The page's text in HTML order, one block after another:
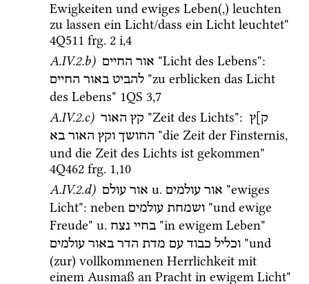
Ewigkeiten und ewiges Leben(,) leuchten
4Q511 frg. 2 i,4
A.IV.2.b) אור החיים "Licht des Lebens"
להביט באור החיים
"zu erblicken das Licht
des Lebens" 1QS 3,7
A.IV.2.c) קץ האור "Zeit des Lichts": ק]ץ
החושך וקץ האור בא
"die Zeit der Finsternis,
4Q462 frg. 1,10
A.IV.2.d) אור עולם u. אור עולמים "ewiges
Licht": neben ושמחת עולמים
"und ewige
Freude" u. בחיי נצח
וכליל כבוד עם מדת הדר באור עולמים
"und
(zur) vollkommenen Herrlichkeit mit